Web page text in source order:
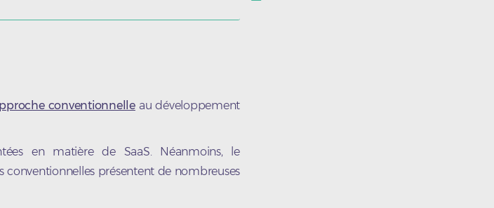
conventionnelleau développement
en matière de SaaS. Néanmoins, le
présentent de nombreuses